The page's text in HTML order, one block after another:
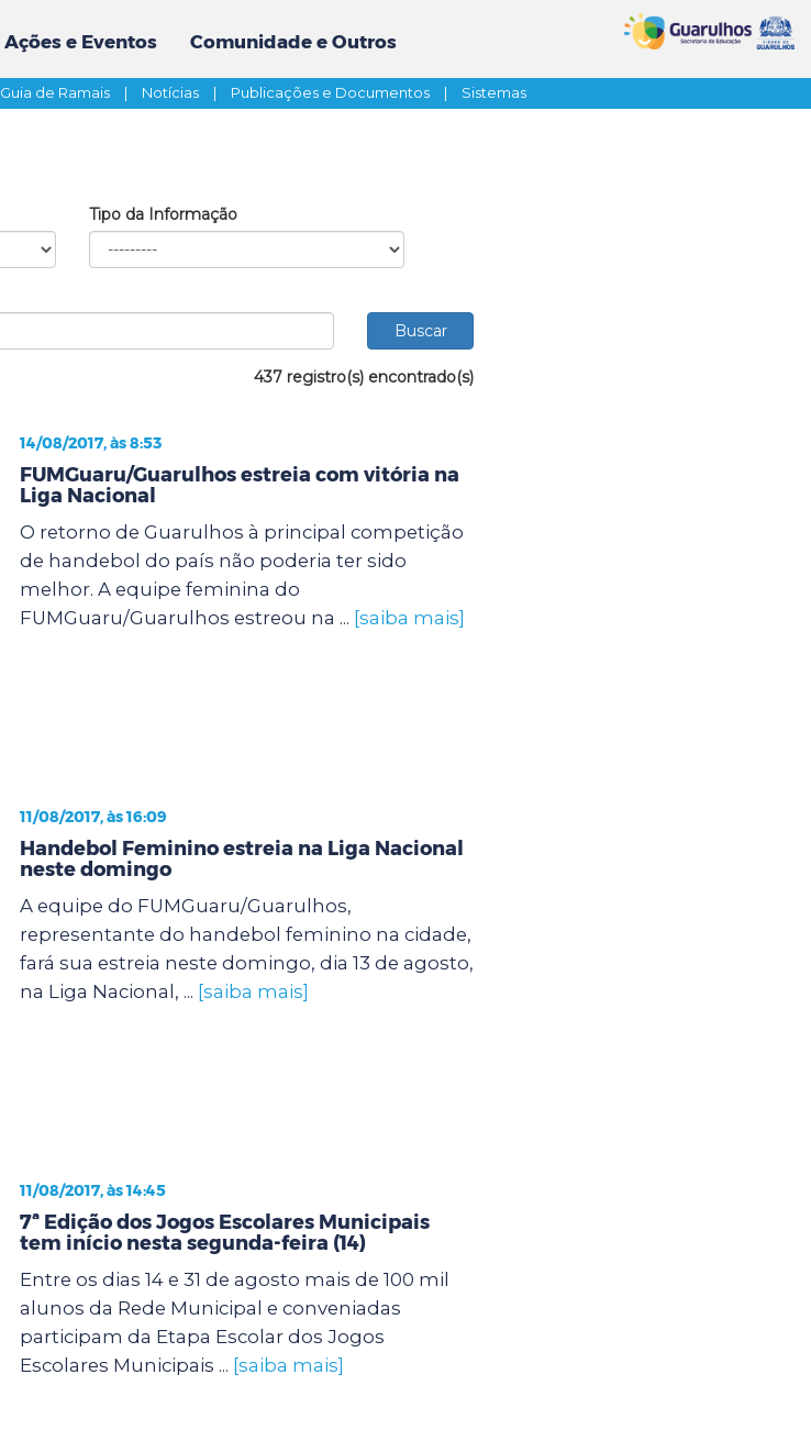
Ações e Eventos Comunidade e Outros
Guia de Ramais | Notícias | Publicações e Documentos | Sistemas
Tipo da Informação
437 registro(s) encontrado(s)
14/08/2017, às 8:53
FUMGuaru/Guarulhos estreia com vitória na
Liga Nacional
O retorno de Guarulhos à principal competição
de handebol do país não poderia ter sido
melhor. A equipe feminina do
FUMGuaru/Guarulhos estreou na ... [saiba mais]
11/08/2017, às 16:09
Handebol Feminino estreia na Liga Nacional
neste domingo
A equipe do FUMGuaru/Guarulhos,
representante do handebol feminino na cidade,
fará sua estreia neste domingo, dia 13 de agosto,
na Liga Nacional, ... [saiba mais]
11/08/2017, às 14:45
7ª Edição dos Jogos Escolares Municipais
tem início nesta segunda-feira (14)
Entre os dias 14 e 31 de agosto mais de 100 mil
alunos da Rede Municipal e conveniadas
participam da Etapa Escolar dos Jogos
Escolares Municipais ... [saiba mais]